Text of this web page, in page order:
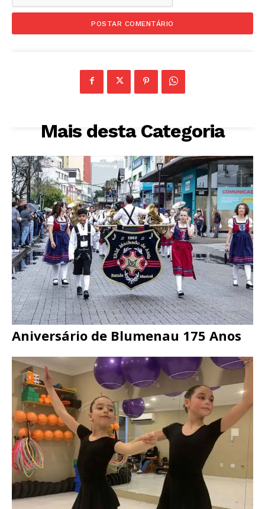
Mais desta Categoria
Aniversário de Blumenau 175 Anos